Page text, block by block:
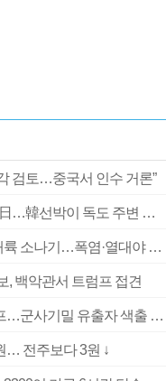
검토…중국서 인수 거론”
[속보] 여전히 ‘독도는 우리땅’ 외치는 日…韓선박이 독도 주변 해양조사 활동하자 반발
부산 울산 경남 구름 많고 경남 북서내륙 소나기…폭염·열대야 계속
, 백악관서 트럼프 접견
‘탄약 부족 사태’ 보도에 격노한 트럼프…군사기밀 유출자 색출 지시
… 전주보다 3원 ↓